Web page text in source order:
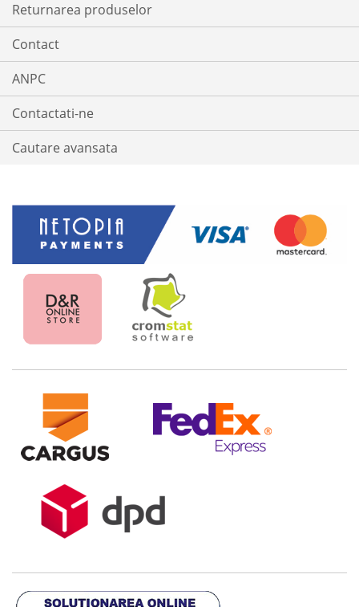
Returnarea produselor
Contact
ANPC
Contactati-ne
Cautare avansata